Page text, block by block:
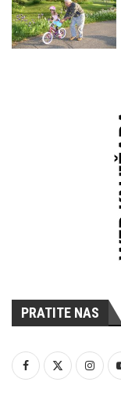
PRATITE NAS